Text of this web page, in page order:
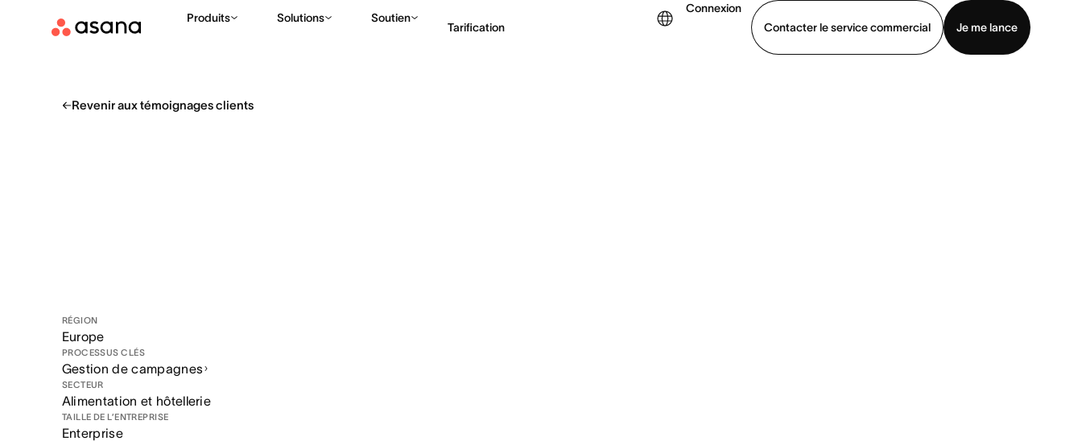
Produits Solutions Soutien
Tarification
Connexion
Contacter le service commercial
Je me lance
Revenir aux témoignages clients
RÉGION
Europe
PROCESSUS CLÉS
Gestion de campagnes
SECTEUR
Alimentation et hôtellerie
TAILLE DE L’ENTREPRISE
Enterprise